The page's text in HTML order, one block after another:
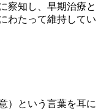
察知し、早期治療と
わたって維持してい
）という言葉を耳に